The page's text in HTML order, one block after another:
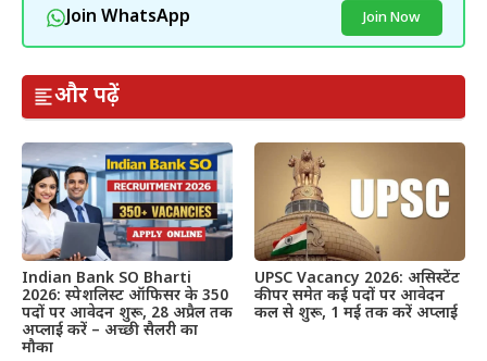
Join WhatsApp Join Now
और पढ़ें
Indian Bank SO Bharti
2026: स्पेशलिस्ट ऑफिसर के 350
पदों पर आवेदन शुरू, 28 अप्रैल तक
अप्लाई करें – अच्छी सैलरी का
मौका
UPSC Vacancy 2026: असिस्टेंट
कीपर समेत कई पदों पर आवेदन
कल से शुरू, 1 मई तक करें अप्लाई